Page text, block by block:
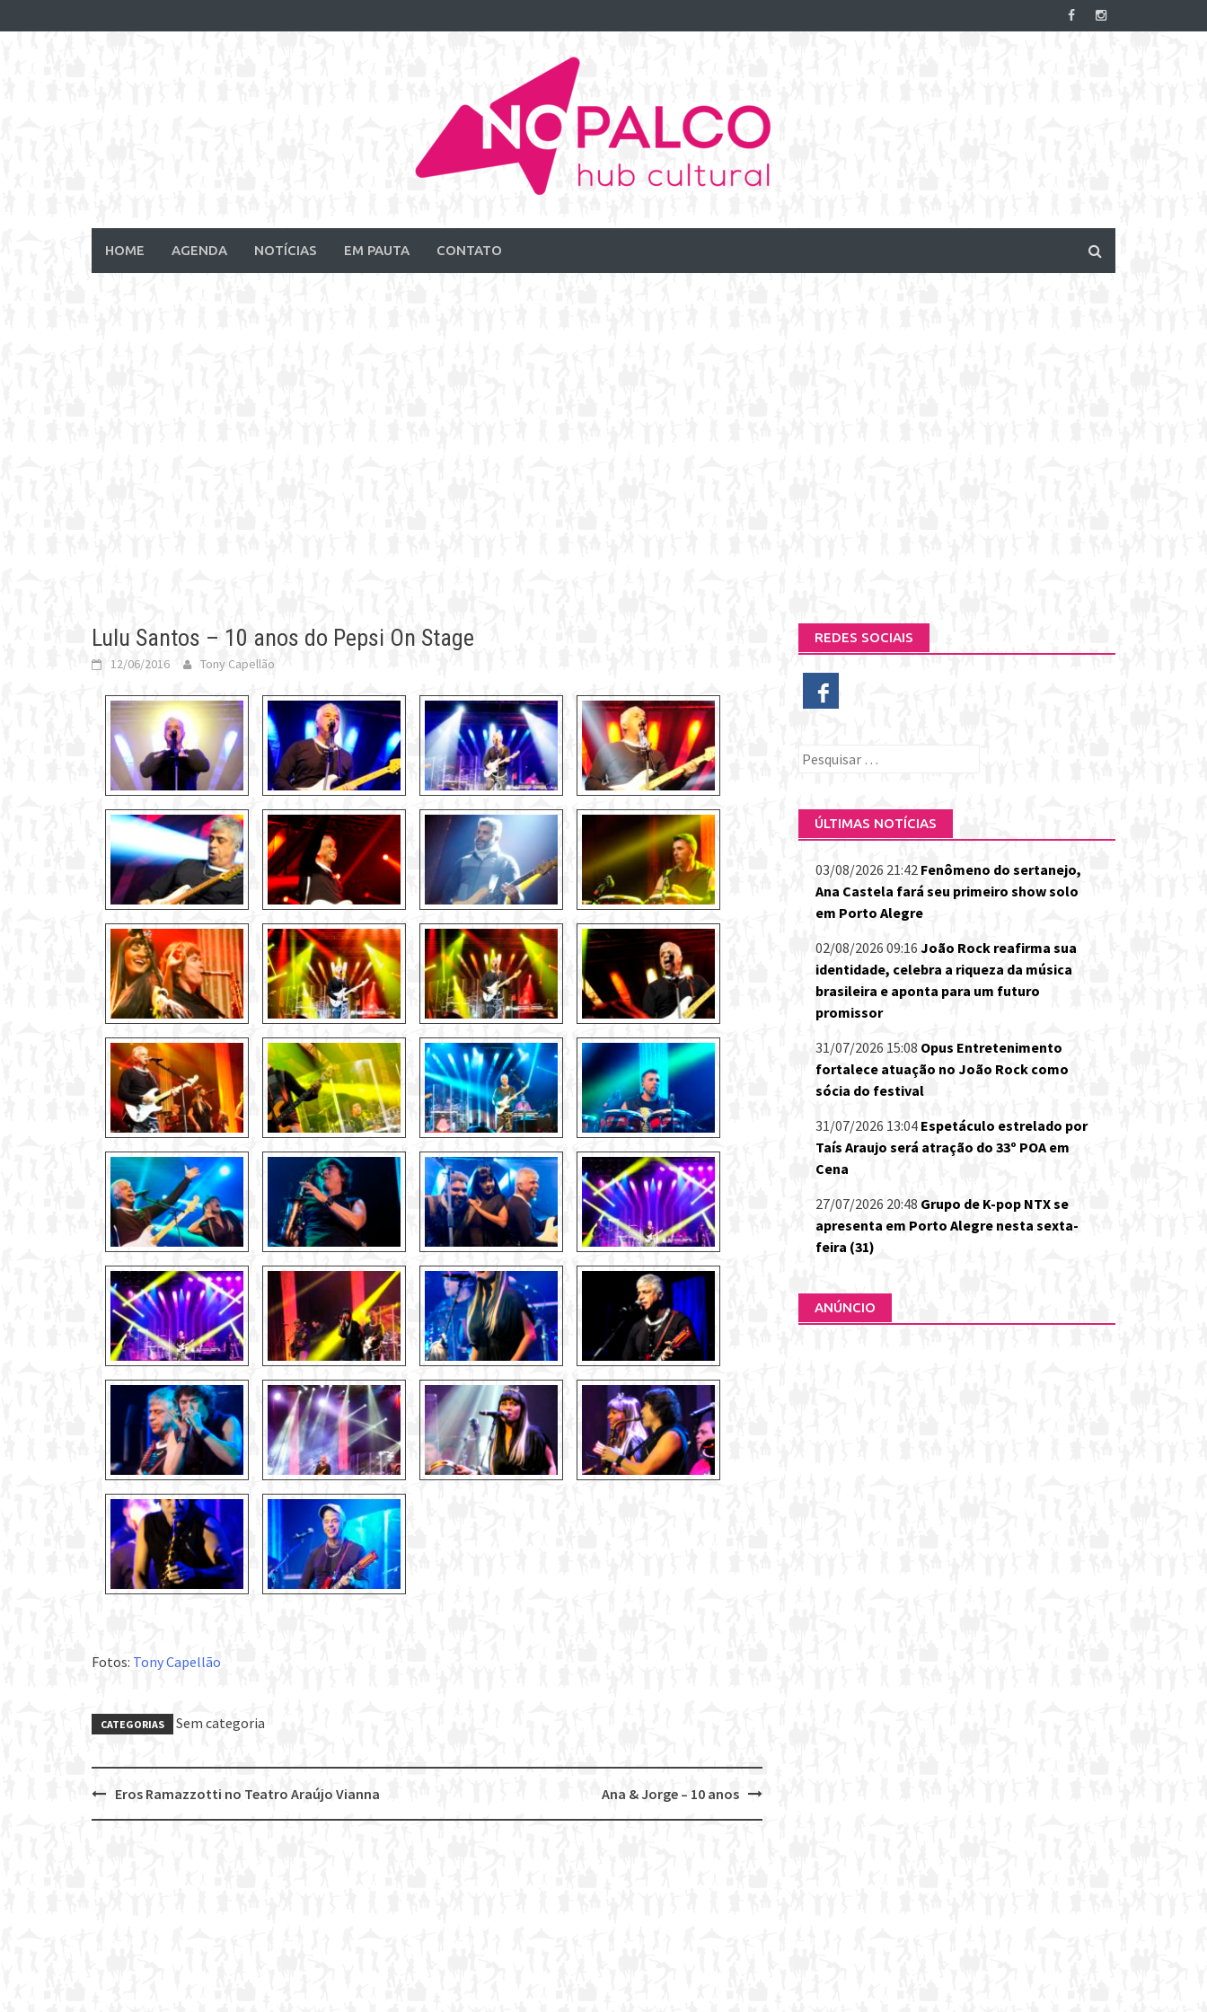
to
HOME AGENDA NOTÍCIAS EM PAUTA CONTATO
Lulu Santos – 10 anos do Pepsi On Stage
12/06/2016 Tony Capellão
Fotos: Tony Capellão
CATEGORIAS Sem categoria
Post
Ana & Jorge – 10 anos
Eros Ramazzotti no Teatro Araújo Vianna
REDES SOCIAIS
Pesquisar
ÚLTIMAS NOTÍCIAS
03/08/2026 21:42 Fenômeno do sertanejo,
Ana Castela fará seu primeiro show solo
em Porto Alegre
02/08/2026 09:16 João Rock reafirma sua
identidade, celebra a riqueza da música
brasileira e aponta para um futuro
promissor
31/07/2026 15:08 Opus Entretenimento
fortalece atuação no João Rock como
sócia do festival
31/07/2026 13:04 Espetáculo estrelado por
Taís Araujo será atração do 33º POA em
Cena
27/07/2026 20:48 Grupo de K-pop NTX se
apresenta em Porto Alegre nesta sexta-
feira (31)
ANÚNCIO